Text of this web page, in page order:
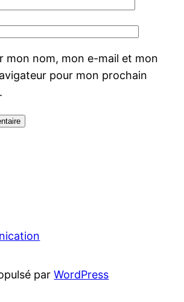
mon nom, mon e-mail et mon
pour mon prochain
parWordPress